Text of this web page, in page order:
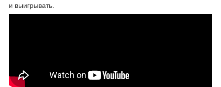
и выигрывать.